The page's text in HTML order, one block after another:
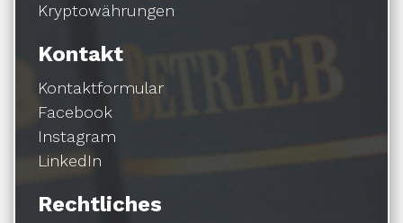
Kryptowährungen
Kontakt
Kontaktformular
Facebook
Instagram
LinkedIn
Rechtliches